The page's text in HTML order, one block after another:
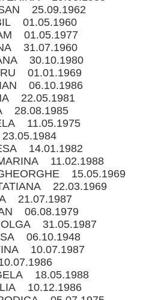
25.09.1962
01.05.1960
01.05.1977
31.07.1960
30.10.1980
01.01.1969
06.10.1986
22.05.1981
28.08.1985
11.05.1975
14.01.1982
11.02.1988
15.05.1969
22.03.1969
21.07.1987
06.08.1979
31.05.1987
06.10.1948
10.07.1987
18.05.1988
10.12.1986